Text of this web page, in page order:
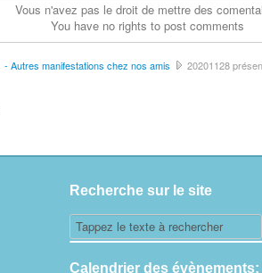
Vous n'avez pas le droit de mettre des
You have no rights to post comments
- Autres manifestations chez nos amis 20201128
Recherche sur le site
Calendrier des évènements: